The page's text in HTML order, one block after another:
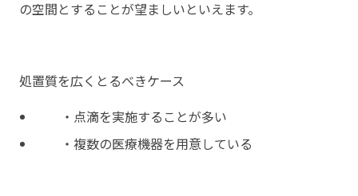
の空間とすることが望ましいといえます。
処置質を広くとるべきケース
・点滴を実施することが多い
・複数の医療機器を用意している